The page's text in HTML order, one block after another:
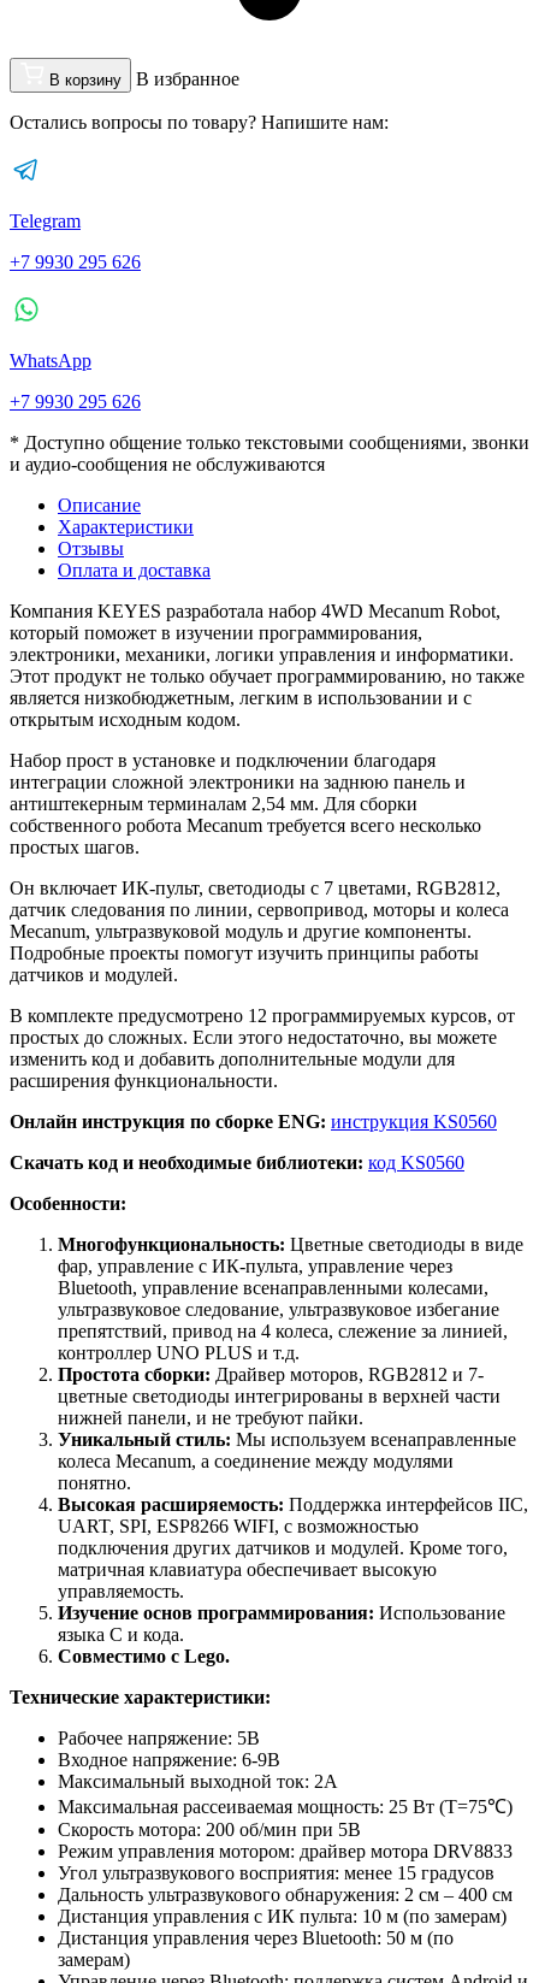
В корзину В избранное
Остались вопросы по товару? Напишите нам:
Telegram
+7 9930 295 626
WhatsApp
+7 9930 295 626
* Доступно общение только текстовыми сообщениями, звонки
и аудио-сообщения не обслуживаются
Описание
Характеристики
Отзывы
Оплата и доставка
Компания KEYES разработала набор 4WD Mecanum Robot,
который поможет в изучении программирования,
электроники, механики, логики управления и информатики.
Этот продукт не только обучает программированию, но также
является низкобюджетным, легким в использовании и с
открытым исходным кодом.
Набор прост в установке и подключении благодаря
интеграции сложной электроники на заднюю панель и
антиштекерным терминалам 2,54 мм. Для сборки
собственного робота Mecanum требуется всего несколько
простых шагов.
Он включает ИК-пульт, светодиоды с 7 цветами, RGB2812,
датчик следования по линии, сервопривод, моторы и колеса
Mecanum, ультразвуковой модуль и другие компоненты.
Подробные проекты помогут изучить принципы работы
датчиков и модулей.
В комплекте предусмотрено 12 программируемых курсов, от
простых до сложных. Если этого недостаточно, вы можете
изменить код и добавить дополнительные модули для
расширения функциональности.
Онлайн инструкция по сборке ENG: инструкция KS0560
Cкачать код и необходимые библиотеки: код KS0560
Особенности:
Многофункциональность: Цветные светодиоды в виде
фар, управление с ИК-пульта, управление через
Bluetooth, управление всенаправленными колесами,
ультразвуковое следование, ультразвуковое избегание
препятствий, привод на 4 колеса, слежение за линией,
контроллер UNO PLUS и т.д.
Простота сборки: Драйвер моторов, RGB2812 и 7-
цветные светодиоды интегрированы в верхней части
нижней панели, и не требуют пайки.
Уникальный стиль: Мы используем всенаправленные
колеса Mecanum, а соединение между модулями
понятно.
Высокая расширяемость: Поддержка интерфейсов IIC,
UART, SPI, ESP8266 WIFI, с возможностью
подключения других датчиков и модулей. Кроме того,
матричная клавиатура обеспечивает высокую
управляемость.
Изучение основ программирования: Использование
языка C и кода.
Совместимо с Lego.
Технические характеристики:
Рабочее напряжение: 5В
Входное напряжение: 6-9В
Максимальный выходной ток: 2A
Максимальная рассеиваемая мощность: 25 Вт (T=75℃)
Скорость мотора: 200 об/мин при 5В
Режим управления мотором: драйвер мотора DRV8833
Угол ультразвукового восприятия: менее 15 градусов
Дальность ультразвукового обнаружения: 2 см – 400 см
Дистанция управления с ИК пульта: 10 м (по замерам)
Дистанция управления через Bluetooth: 50 м (по
замерам)